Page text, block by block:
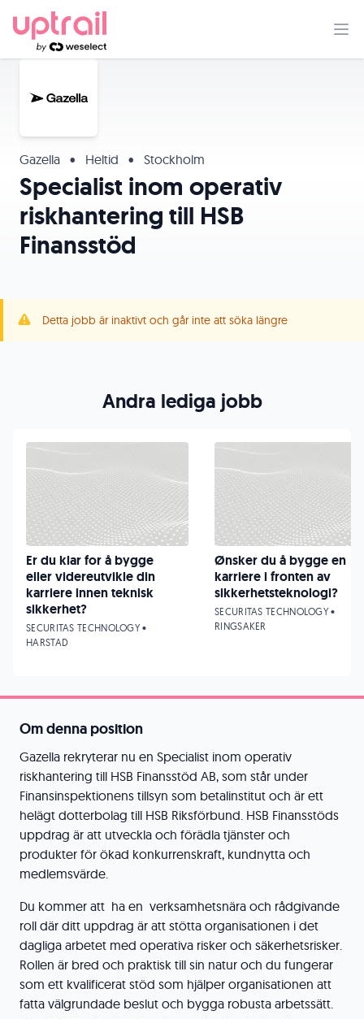
Gazella • Heltid • Stockholm
Specialist inom operativ
riskhantering till HSB
Finansstöd
Detta jobb är inaktivt och går inte att söka längre
Om denna position
Gazella rekryterar nu en Specialist inom operativ
riskhantering till HSB Finansstöd AB, som står under
Finansinspektionens tillsyn som betalinstitut och är ett
helägt dotterbolag till HSB Riksförbund. HSB Finansstöds
uppdrag är att utveckla och förädla tjänster och
produkter för ökad konkurrenskraft, kundnytta och
medlemsvärde.
Du kommer att ha en verksamhetsnära och rådgivande
roll där ditt uppdrag är att stötta organisationen i det
dagliga arbetet med operativa risker och säkerhetsrisker.
Rollen är bred och praktisk till sin natur och du fungerar
som ett kvalificerat stöd som hjälper organisationen att
fatta välgrundade beslut och bygga robusta arbetssätt.
Andra lediga jobb
Er du klar for å bygge
eller videreutvikle din
karriere innen teknisk
sikkerhet?
SECURITAS TECHNOLOGY •
HARSTAD
Ønsker du å bygge en
karriere i fronten av
sikkerhetsteknologi?
SECURITAS TECHNOLOGY •
RINGSAKER